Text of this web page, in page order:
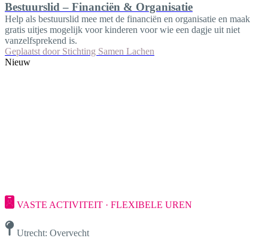
Bestuurslid – Financiën & Organisatie
Help als bestuurslid mee met de financiën en organisatie en maak
gratis uitjes mogelijk voor kinderen voor wie een dagje uit niet
vanzelfsprekend is.
Geplaatst door Stichting Samen Lachen
Nieuw
VASTE ACTIVITEIT · FLEXIBELE UREN
Utrecht: Overvecht